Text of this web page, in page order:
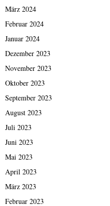
März 2024
Februar 2024
Januar 2024
Dezember 2023
November 2023
Oktober 2023
September 2023
August 2023
Juli 2023
Juni 2023
Mai 2023
April 2023
März 2023
Februar 2023